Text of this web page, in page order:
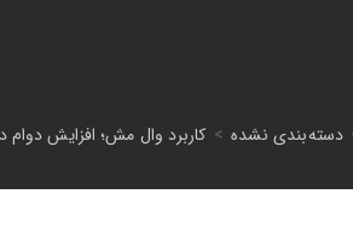
دسته‌بندی نشده > کاربرد وال مش؛ افزایش